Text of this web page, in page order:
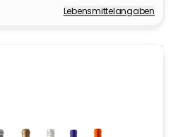
Lebensmittel­angaben